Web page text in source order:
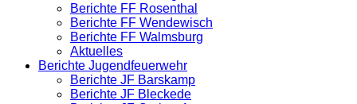
Berichte FF Rosenthal
Berichte FF Wendewisch
Berichte FF Walmsburg
Aktuelles
Berichte Jugendfeuerwehr
Berichte JF Barskamp
Berichte JF Bleckede